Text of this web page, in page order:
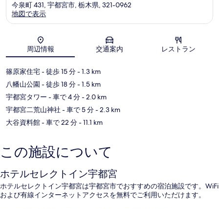
地図
今泉町 431, 宇都宮市, 栃木県, 321-0962
地図で表示
周辺情報 交通案内 レストラン
篠原家住宅- 徒歩 15 分- 1.3 km
八幡山公園 - 徒歩 18 分- 1.5 km
宇都宮タワー - 車で 4 分- 2.0 km
宇都宮二荒山神社 - 車で 5 分- 2.3 km
大谷資料館- 車で 22 分- 11.1 km
この施設について
ホテルセレクトイン宇都宮
ホテルセレクトイン宇都宮は宇都宮市でおすすめの宿泊施設です。WiFi
および有線インターネットアクセスを無料でご利用いただけます。